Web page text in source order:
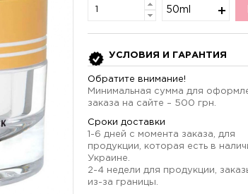
50ml
УСЛОВИЯ И ГАРАНТИЯ
Обратите внимание!
Минимальная сумма для
заказа на сайте – 500 грн.
Сроки доставки
1-6 дней с момента заказа, для
продукции, которая есть в
Украине.
2-4 недели для продукции,
из-за границы.